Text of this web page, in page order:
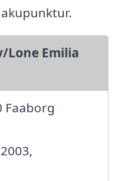
Lone Emilia
Faaborg